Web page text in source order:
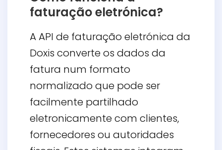
faturação eletrónica?
A API de faturação eletrónica da
Doxis converte os dados da
fatura num formato
normalizado que pode ser
facilmente partilhado
eletronicamente com clientes,
fornecedores ou autoridades